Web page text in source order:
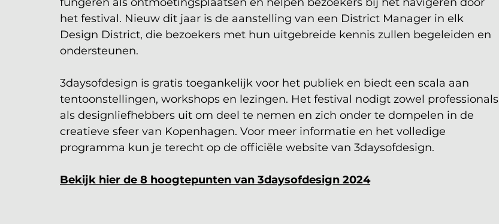
het festival. Nieuw dit jaar is de aanstelling van een District Manager in elk
Design District, die bezoekers met hun uitgebreide kennis zullen begeleiden en
ondersteunen.
3daysofdesign is gratis toegankelijk voor het publiek en biedt een scala aan
tentoonstellingen, workshops en lezingen. Het festival nodigt zowel professionals
als designliefhebbers uit om deel te nemen en zich onder te dompelen in de
creatieve sfeer van Kopenhagen. Voor meer informatie en het volledige
programma kun je terecht op de officiële website van 3daysofdesign.
Bekijk hier de 8 hoogtepunten van 3daysofdesign 2024